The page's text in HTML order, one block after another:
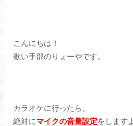
こんにちは！
歌い手部のりょーやです。
カラオケに行ったら、
絶対にマイクの音量設定をします